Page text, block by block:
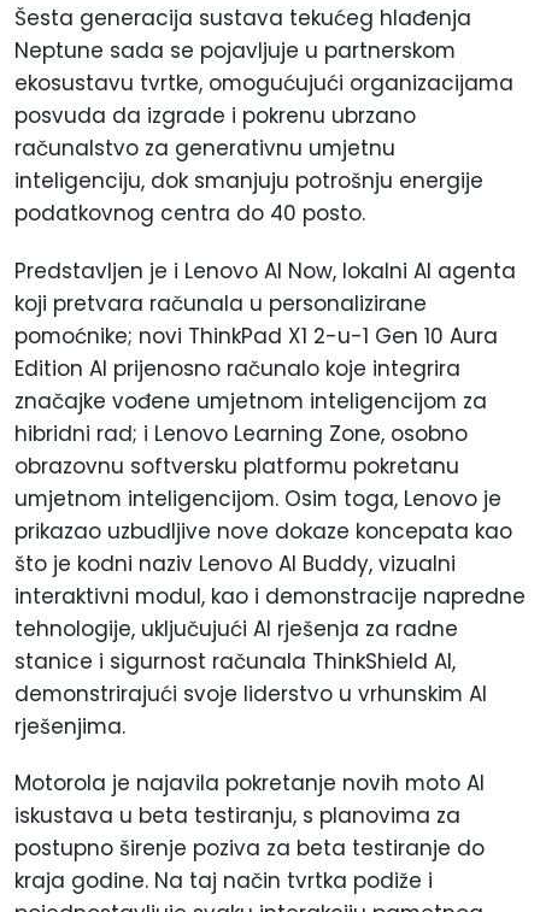
Šesta generacija sustava tekućeg hlađenja
Neptune sada se pojavljuje u partnerskom
ekosustavu tvrtke, omogućujući organizacijama
posvuda da izgrade i pokrenu ubrzano
računalstvo za generativnu umjetnu
inteligenciju, dok smanjuju potrošnju energije
podatkovnog centra do 40 posto.
Predstavljen je i Lenovo AI Now, lokalni AI agenta
koji pretvara računala u personalizirane
pomoćnike; novi ThinkPad X1 2-u-1 Gen 10 Aura
Edition AI prijenosno računalo koje integrira
značajke vođene umjetnom inteligencijom za
hibridni rad; i Lenovo Learning Zone, osobno
obrazovnu softversku platformu pokretanu
umjetnom inteligencijom. Osim toga, Lenovo je
prikazao uzbudljive nove dokaze koncepata kao
što je kodni naziv Lenovo AI Buddy, vizualni
interaktivni modul, kao i demonstracije napredne
tehnologije, uključujući AI rješenja za radne
stanice i sigurnost računala ThinkShield AI,
demonstrirajući svoje liderstvo u vrhunskim AI
rješenjima.
Motorola je najavila pokretanje novih moto AI
iskustava u beta testiranju, s planovima za
postupno širenje poziva za beta testiranje do
kraja godine. Na taj način tvrtka podiže i